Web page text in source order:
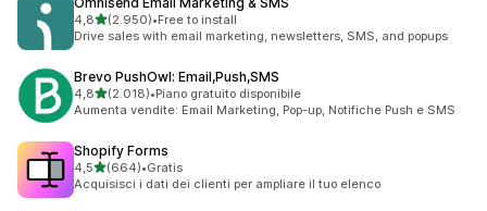
4,8stelle su 5
(2.950)
2950 recensioni totali
•Free to install
Drive sales with email marketing, newsletters, SMS, and popups
Brevo PushOwl: Email,Push,SMS
4,8stelle su 5
(2.018)
2018 recensioni totali
•Piano gratuito disponibile
Aumenta vendite: Email Marketing, Pop-up, Notifiche Push e SMS
Shopify Forms
4,5stelle su 5
(664)
664 recensioni totali
•Gratis
Acquisisci i dati dei clienti per ampliare il tuo elenco